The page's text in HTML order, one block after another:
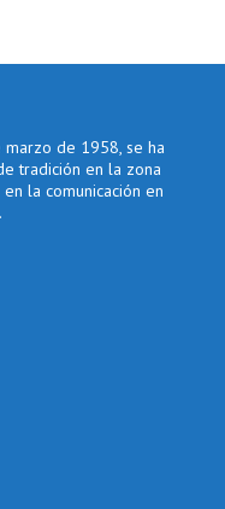
de 1958, se ha
tradición en la zona
la comunicación en